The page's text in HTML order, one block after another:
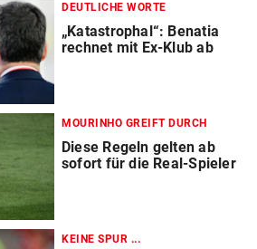
DEUTLICHE WORTE
„Katastrophal“: Benatia
rechnet mit Ex-Klub ab
MOURINHO GREIFT DURCH
Diese Regeln gelten ab
sofort für die Real-Spieler
KEINE SPUR ...